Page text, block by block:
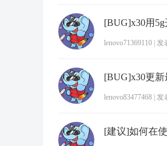
lenovo71369110 发
[BUG]x30更
lenovo83477468 发
[建议]如何在